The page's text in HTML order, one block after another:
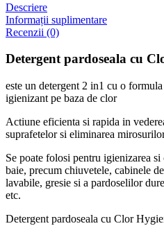
Descriere
Informații suplimentare
Recenzii (0)
Detergent pardoseala cu
este un detergent 2 in1 cu o
igienizant pe baza de clor
Actiune eficienta si rapida in
suprafetelor si eliminarea
Se poate folosi pentru igienizarea
baie, precum chiuvetele, cabinele
lavabile, gresie si a pardoselilor
etc.
Detergent pardoseala cu Clor